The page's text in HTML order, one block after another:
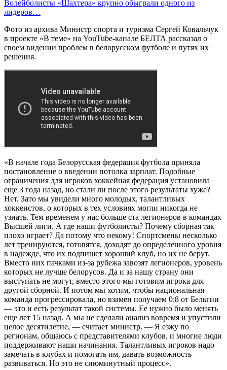
Волейболисты «Шахтера» крупно обыграли одного из
лидеров…
Фото из архива Министр спорта и туризма Сергей Ковальчук
в проекте «В теме» на YouTube-канале БЕЛТА рассказал о
своем видении проблем в белорусском футболе и путях их
решения.
«В начале года Белорусская федерация футбола приняла
постановление о введении потолка зарплат. Подобные
ограничения для игроков хоккейная федерация установила
еще 3 года назад, но стали ли после этого результаты хуже?
Нет. Зато мы увидели много молодых, талантливых
хоккеистов, о которых в тех условиях могли никогда не
узнать. Тем временем у нас больше ста легионеров в командах
Высшей лиги. А где наши футболисты? Почему сборная так
плохо играет? Да потому что некому! Спортсмены несколько
лет тренируются, готовятся, доходят до определенного уровня
в надежде, что их подпишет хороший клуб, но их не берут.
Вместо них пачками из-за рубежа завозят легионеров, уровень
которых не лучше белорусов. Да и за нашу страну они
выступать не могут, вместо этого мы готовим игрока для
другой сборной. И потом мы хотим, чтобы национальная
команда прогрессировала, но взамен получаем 0:8 от Бельгии
— это и есть результат такой системы. Ее нужно было менять
еще лет 15 назад. А мы не сделали анализ вовремя и упустили
целое десятилетие, — считает министр. — Я езжу по
регионам, общаюсь с представителями клубов, и многие люди
поддерживают наши начинания. Талантливых игроков надо
замечать в клубах и помогать им, давать возможность
развиваться. Но это не сиюминутный процесс».